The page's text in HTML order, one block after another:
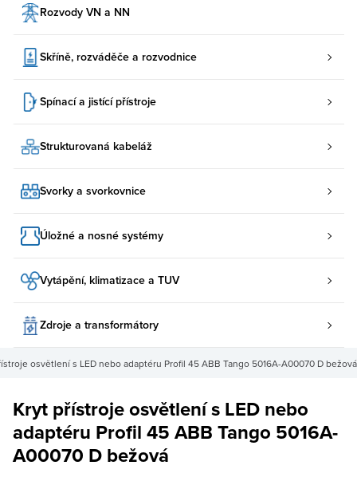
Rozvody VN a NN
Skříně, rozváděče a rozvodnice
Spínací a jistící přístroje
Strukturovaná kabeláž
Svorky a svorkovnice
Úložné a nosné systémy
Vytápění, klimatizace a TUV
Zdroje a transformátory
osvětlení s LED nebo adaptéru Profil 45 ABB Tango 5016A-A00070 D bežová
Kryt přístroje osvětlení s LED nebo
adaptéru Profil 45 ABB Tango 5016A-
A00070 D bežová